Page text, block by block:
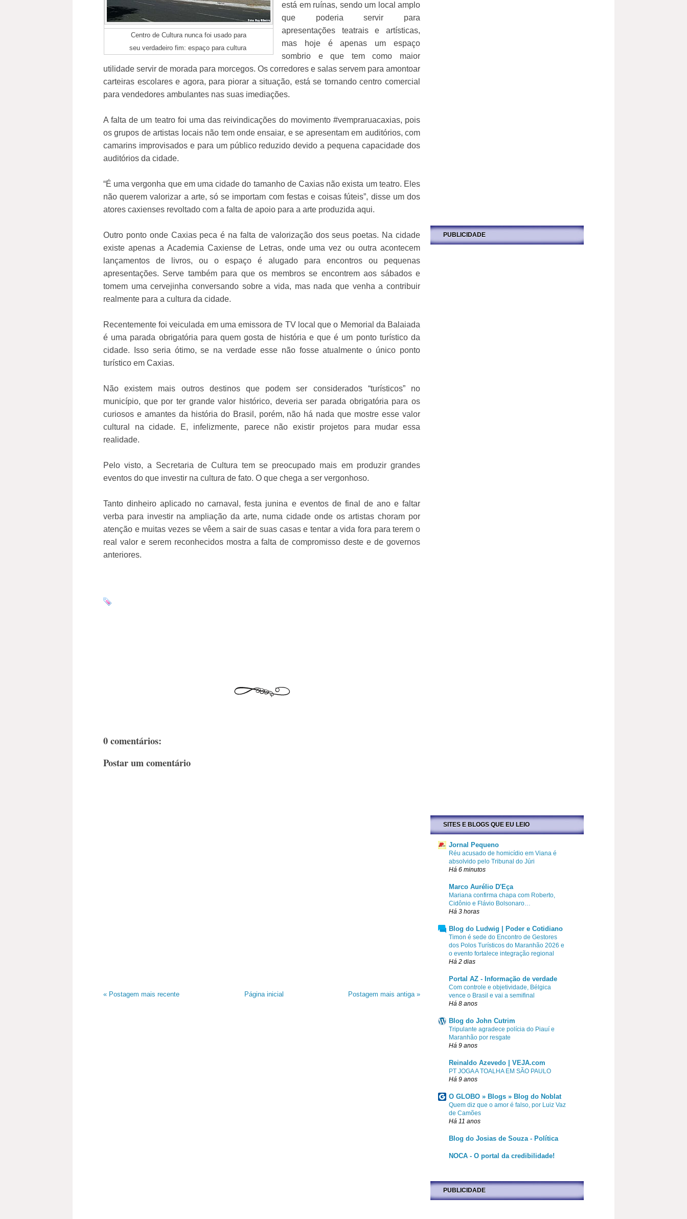
Centro de Cultura nunca foi usado para
seu verdadeiro fim: espaço para cultura
está em ruínas, sendo um local amplo
que poderia servir para
apresentações teatrais e artísticas,
mas hoje é apenas um espaço
sombrio e que tem como maior
utilidade servir de morada para morcegos. Os corredores e salas servem para amontoar
carteiras escolares e agora, para piorar a situação, está se tornando centro comercial
para vendedores ambulantes nas suas imediações.
A falta de um teatro foi uma das reivindicações do movimento #vempraruacaxias, pois
os grupos de artistas locais não tem onde ensaiar, e se apresentam em auditórios, com
camarins improvisados e para um público reduzido devido a pequena capacidade dos
auditórios da cidade.
“É uma vergonha que em uma cidade do tamanho de Caxias não exista um teatro. Eles
não querem valorizar a arte, só se importam com festas e coisas fúteis”, disse um dos
atores caxienses revoltado com a falta de apoio para a arte produzida aqui.
Outro ponto onde Caxias peca é na falta de valorização dos seus poetas. Na cidade
existe apenas a Academia Caxiense de Letras, onde uma vez ou outra acontecem
lançamentos de livros, ou o espaço é alugado para encontros ou pequenas
apresentações. Serve também para que os membros se encontrem aos sábados e
tomem uma cervejinha conversando sobre a vida, mas nada que venha a contribuir
realmente para a cultura da cidade.
Recentemente foi veiculada em uma emissora de TV local que o Memorial da Balaiada
é uma parada obrigatória para quem gosta de história e que é um ponto turístico da
cidade. Isso seria ótimo, se na verdade esse não fosse atualmente o único ponto
turístico em Caxias.
Não existem mais outros destinos que podem ser considerados “turísticos” no
município, que por ter grande valor histórico, deveria ser parada obrigatória para os
curiosos e amantes da história do Brasil, porém, não há nada que mostre esse valor
cultural na cidade. E, infelizmente, parece não existir projetos para mudar essa
realidade.
Pelo visto, a Secretaria de Cultura tem se preocupado mais em produzir grandes
eventos do que investir na cultura de fato. O que chega a ser vergonhoso.
Tanto dinheiro aplicado no carnaval, festa junina e eventos de final de ano e faltar
verba para investir na ampliação da arte, numa cidade onde os artistas choram por
atenção e muitas vezes se vêem a sair de suas casas e tentar a vida fora para terem o
real valor e serem reconhecidos mostra a falta de compromisso deste e de governos
anteriores.
0 comentários:
Postar um comentário
« Postagem mais recente Postagem mais antiga »
Página inicial
PUBLICIDADE
SITES E BLOGS QUE EU LEIO
Jornal Pequeno
Réu acusado de homicídio em Viana é
absolvido pelo Tribunal do Júri
Há 6 minutos
Marco Aurélio D'Eça
Mariana confirma chapa com Roberto,
Cidônio e Flávio Bolsonaro…
Há 3 horas
Blog do Ludwig | Poder e Cotidiano
Timon é sede do Encontro de Gestores
dos Polos Turísticos do Maranhão 2026 e
o evento fortalece integração regional
Há 2 dias
Portal AZ - Informação de verdade
Com controle e objetividade, Bélgica
vence o Brasil e vai a semifinal
Há 8 anos
Blog do John Cutrim
Tripulante agradece polícia do Piauí e
Maranhão por resgate
Há 9 anos
Reinaldo Azevedo | VEJA.com
PT JOGA A TOALHA EM SÃO PAULO
Há 9 anos
O GLOBO » Blogs » Blog do Noblat
Quem diz que o amor é falso, por Luiz Vaz
de Camões
Há 11 anos
Blog do Josias de Souza - Política
NOCA - O portal da credibilidade!
PUBLICIDADE